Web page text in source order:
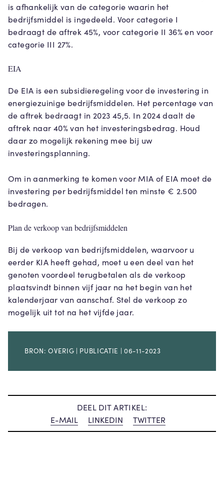
is afhankelijk van de categorie waarin het
bedrijfsmiddel is ingedeeld. Voor categorie I
bedraagt de aftrek 45%, voor categorie II 36% en voor
categorie III 27%.
EIA
De EIA is een subsidieregeling voor de investering in
energiezuinige bedrijfsmiddelen. Het percentage van
de aftrek bedraagt in 2023 45,5. In 2024 daalt de
aftrek naar 40% van het investeringsbedrag. Houd
daar zo mogelijk rekening mee bij uw
investeringsplanning.
Om in aanmerking te komen voor MIA of EIA moet de
investering per bedrijfsmiddel ten minste € 2.500
bedragen.
Plan de verkoop van bedrijfsmiddelen
Bij de verkoop van bedrijfsmiddelen, waarvoor u
eerder KIA heeft gehad, moet u een deel van het
genoten voordeel terugbetalen als de verkoop
plaatsvindt binnen vijf jaar na het begin van het
kalenderjaar van aanschaf. Stel de verkoop zo
mogelijk uit tot na het vijfde jaar.
BRON: OVERIG | PUBLICATIE | 06-11-2023
DEEL DIT ARTIKEL:
E-MAIL
LINKEDIN TWITTER